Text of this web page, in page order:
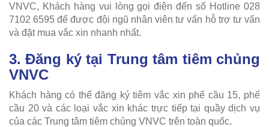
VNVC, Khách hàng vui lòng gọi điện đến số Hotline 028
7102 6595 để được đội ngũ nhân viên tư vấn hỗ trợ tư vấn
và đặt mua vắc xin nhanh nhất.
3. Đăng ký tại Trung tâm tiêm chủng
VNVC
Khách hàng có thể đăng ký tiêm vắc xin phế cầu 15, phế
cầu 20 và các loại vắc xin khác trực tiếp tại quầy dịch vụ
của các Trung tâm tiêm chủng VNVC trên toàn quốc.